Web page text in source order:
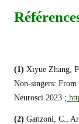
(1) Xiyue Zhang,
Non-singers: From
Neurosci 2023 ;
(2) Ganzoni, C.,